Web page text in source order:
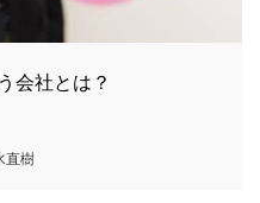
会社とは？
直樹